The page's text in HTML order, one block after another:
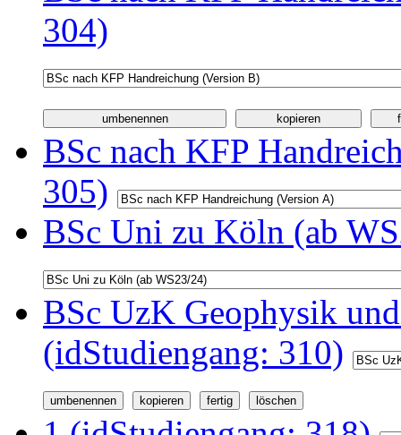
304)
BSc nach KFP
305)
BSc Uni zu Köln (ab
BSc UzK Geophysik
(idStudiengang: 310)